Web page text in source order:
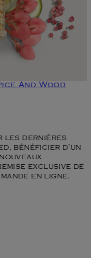
And Wood
les dernières
bénéficier d’un
exclusive de
en ligne.